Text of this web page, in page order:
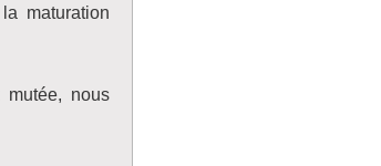
maturation
nous